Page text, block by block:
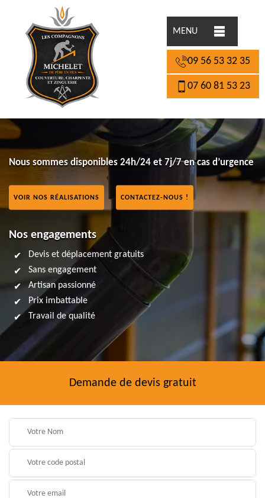
MENU
09 56 53 32 35
07 60 81 53 23
Nous sommes disponibles 24h/24 et 7j/7 en cas d’urgence
VOIR NOS RÉALISATIONS CONTACTEZ-NOUS !
Nos engagements
Devis et déplacement gratuits
Sans engagement
Artisan passionné
Prix imbattable
Travail de qualité
Demande de devis gratuit